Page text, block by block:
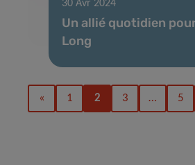
30 Avr 2024
Un allié quotidien
Long
« 1 2 3 … 5